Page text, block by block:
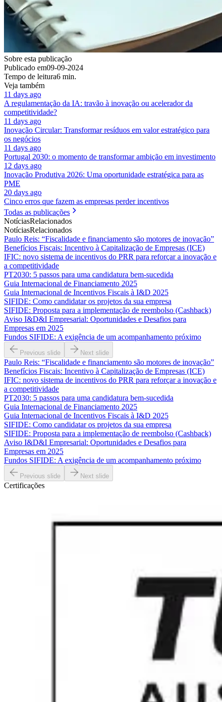
Sobre esta publicação
Publicado em09-09-2024
Tempo de leitura6 min.
Veja também
11 days ago
A regulamentação da IA: travão à inovação ou acelerador da
competitividade?
11 days ago
Inovação Circular: Transformar resíduos em valor estratégico para
os negócios
11 days ago
Portugal 2030: o momento de transformar ambição em investimento
12 days ago
Inovação Produtiva 2026: Uma oportunidade estratégica para as
PME
20 days ago
Cinco erros que fazem as empresas perder incentivos
Todas as publicações
NotíciasRelacionados
NotíciasRelacionados
Paulo Reis: “Fiscalidade e financiamento são motores de inovação”
Benefícios Fiscais: Incentivo à Capitalização de Empresas (ICE)
IFIC: novo sistema de incentivos do PRR para reforçar a inovação e
a competitividade
PT2030: 5 passos para uma candidatura bem-sucedida
Guia Internacional de Financiamento 2025
Guia Internacional de Incentivos Fiscais à I&D 2025
SIFIDE: Como candidatar os projetos da sua empresa
SIFIDE: Proposta para a implementação de reembolso (Cashback)
Aviso I&D&I Empresarial: Oportunidades e Desafios para
Empresas em 2025
Fundos SIFIDE: A exigência de um acompanhamento próximo
Previous slide Next slide
Paulo Reis: “Fiscalidade e financiamento são motores de inovação”
Benefícios Fiscais: Incentivo à Capitalização de Empresas (ICE)
IFIC: novo sistema de incentivos do PRR para reforçar a inovação e
a competitividade
PT2030: 5 passos para uma candidatura bem-sucedida
Guia Internacional de Financiamento 2025
Guia Internacional de Incentivos Fiscais à I&D 2025
SIFIDE: Como candidatar os projetos da sua empresa
SIFIDE: Proposta para a implementação de reembolso (Cashback)
Aviso I&D&I Empresarial: Oportunidades e Desafios para
Empresas em 2025
Fundos SIFIDE: A exigência de um acompanhamento próximo
Previous slide Next slide
Certificações